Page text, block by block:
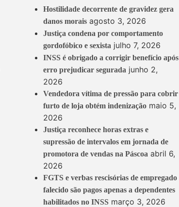
Hostilidade decorrente de gravidez gera
danos morais agosto 3, 2026
Justiça condena por comportamento
gordofóbico e sexista julho 7, 2026
INSS é obrigado a corrigir benefício após
erro prejudicar segurada junho 2,
2026
Vendedora vítima de pressão para cobrir
furto de loja obtém indenização maio 5,
2026
Justiça reconhece horas extras e
supressão de intervalos em jornada de
promotora de vendas na Páscoa abril 6,
2026
FGTS e verbas rescisórias de empregado
falecido são pagos apenas a dependentes
habilitados no INSS março 3, 2026